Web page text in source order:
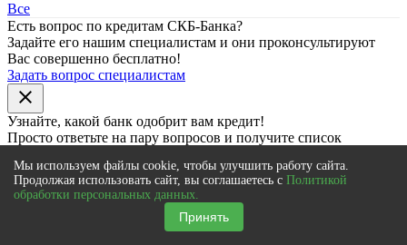
Все
Есть вопрос по кредитам СКБ-Банка?
Задайте его нашим специалистам и они проконсультируют
Вас совершенно бесплатно!
Задать вопрос специалистам
close
Узнайте, какой банк одобрит вам кредит!
Просто ответьте на пару вопросов и получите список
Получить одобрение кредита
Поиск предложений банков
Мы используем файлы cookie, чтобы улучшить работу сайта.
Продолжая использовать сайт, вы соглашаетесь с Политикой
обработки персональных данных.
Принять